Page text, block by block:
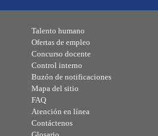
Talento humano
Ofertas de empleo
Concurso docente
Control interno
Buzón de notificaciones
Mapa del sitio
FAQ
Atención en línea
Contáctenos